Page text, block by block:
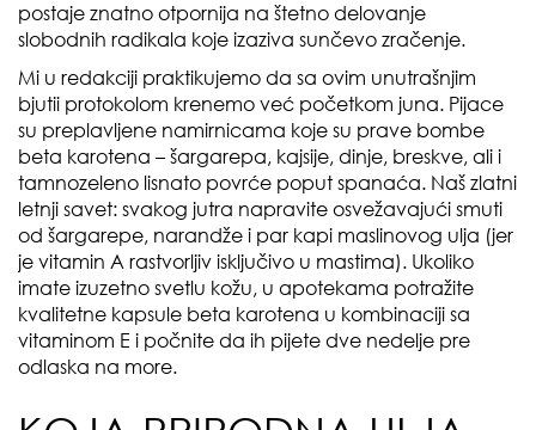
postaje znatno otpornija na štetno delovanje
slobodnih radikala koje izaziva sunčevo zračenje.
Mi u redakciji praktikujemo da sa ovim unutrašnjim
bjutii protokolom krenemo već početkom juna. Pijace
su preplavljene namirnicama koje su prave bombe
beta karotena – šargarepa, kajsije, dinje, breskve, ali i
tamnozeleno lisnato povrće poput spanaća. Naš zlatni
letnji savet: svakog jutra napravite osvežavajući smuti
od šargarepe, narandže i par kapi maslinovog ulja (jer
je vitamin A rastvorljiv isključivo u mastima). Ukoliko
imate izuzetno svetlu kožu, u apotekama potražite
kvalitetne kapsule beta karotena u kombinaciji sa
vitaminom E i počnite da ih pijete dve nedelje pre
odlaska na more.